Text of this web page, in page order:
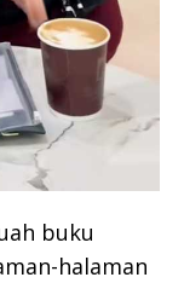
buku
halaman